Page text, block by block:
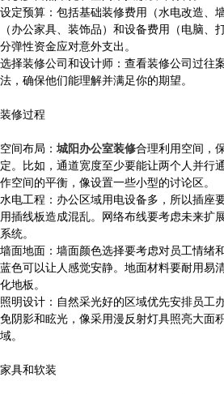
设定预算：包括基础装修费用（水电改造、
（办公家具、装饰品）和设备费用（电脑
分弹性资金应对意外支出。
选择装修公司和设计师：查看装修公司过往
法，确保他们能理解并满足你的期望。
装修过程
空间布局： 城阳办公室装修合理利用空间，
定。比如，通道宽度至少要能让两个人并行
作空间的平衡，像设置一些小型的讨论区。
水电工程：办公区域用电设备多，所以插座
用插线板造成混乱。网络布线要考虑未来扩
系统。
墙面地面：墙面颜色选择要考虑对员工情绪
蓝色可以让人感觉安静。地面材料要耐用易
化地板。
照明设计：自然采光好的区域优先安排员工
免阴影和眩光，像采用漫反射灯具照亮大面
域。
家具和软装